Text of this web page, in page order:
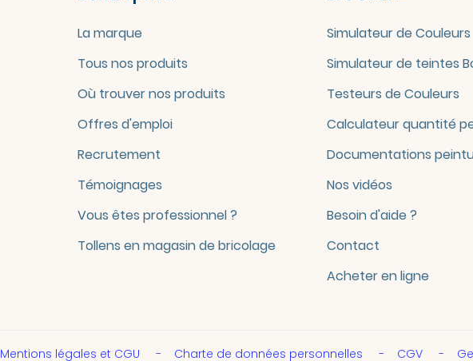
La marque
Tous nos produits
Où trouver nos produits
Offres d'emploi
Recrutement
Témoignages
Vous êtes professionnel ?
Tollens en magasin de bricolage
Simulateur de Couleurs
Simulateur de teintes
Testeurs de Couleurs
Calculateur quantité
Documentations
Nos vidéos
Besoin d'aide ?
Contact
Acheter en ligne
Mentions légales et CGU Charte de données personnelles CGV